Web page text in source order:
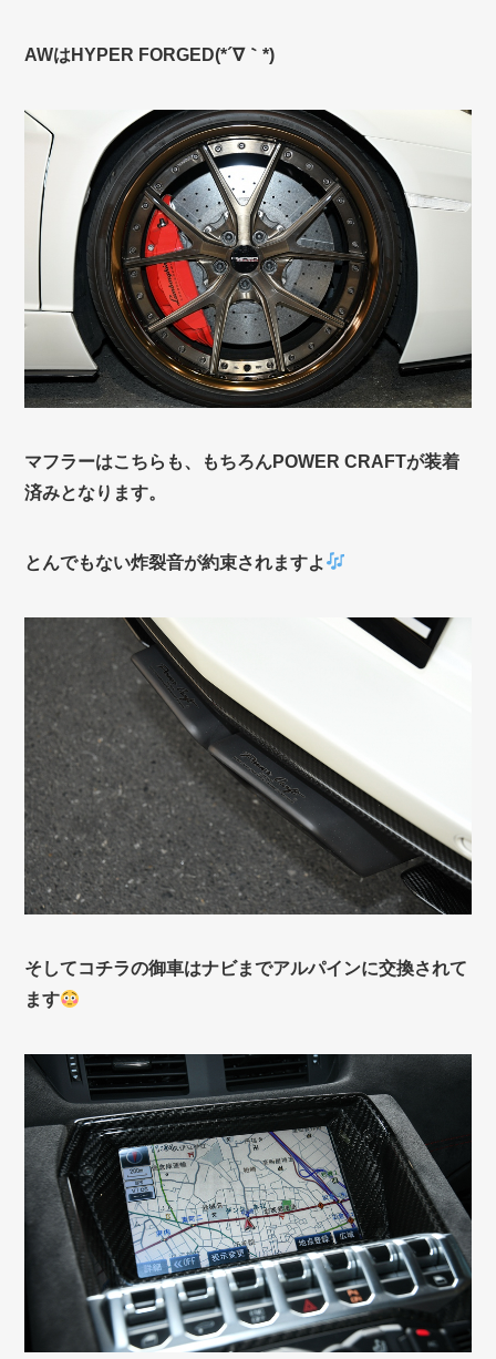
AWはHYPER FORGED(*´∇｀*)
マフラーはこちらも、もちろんPOWER CRAFTが装着
済みとなります。
とんでもない炸裂音が約束されますよ
そしてコチラの御車はナビまでアルパインに交換されて
ます